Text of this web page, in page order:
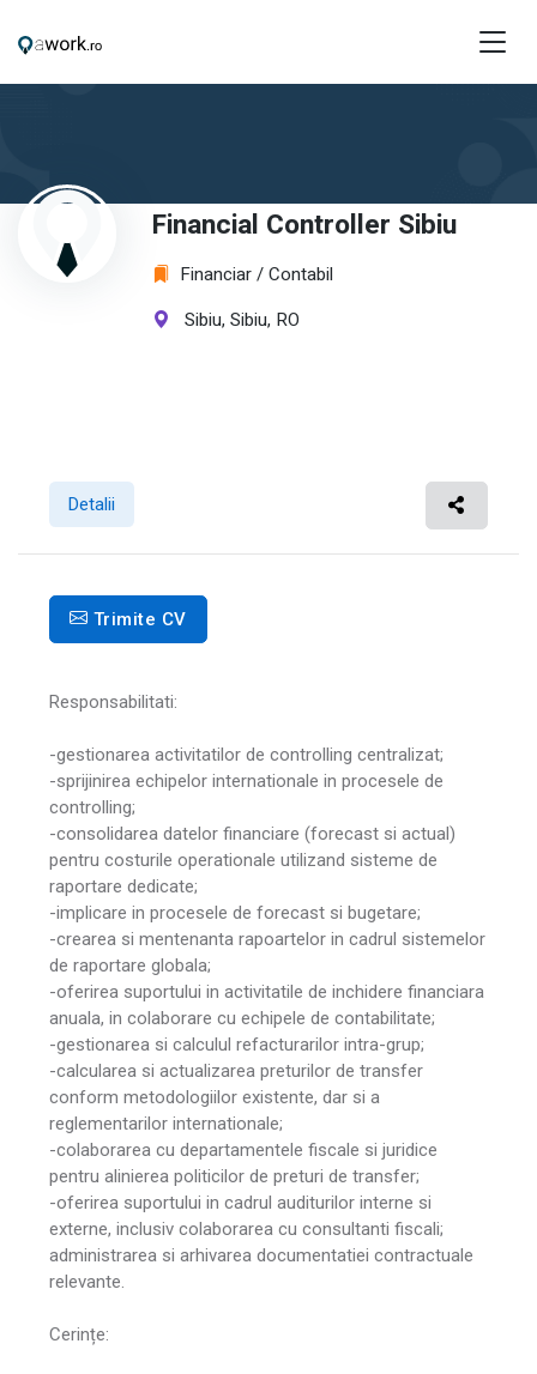
Financial Controller Sibiu
Financiar / Contabil
Sibiu, Sibiu, RO
Detalii
Trimite CV
Responsabilitati:
-gestionarea activitatilor de controlling centralizat;
-sprijinirea echipelor internationale in procesele de
controlling;
-consolidarea datelor financiare (forecast si actual)
pentru costurile operationale utilizand sisteme de
raportare dedicate;
-implicare in procesele de forecast si bugetare;
-crearea si mentenanta rapoartelor in cadrul sistemelor
de raportare globala;
-oferirea suportului in activitatile de inchidere financiara
anuala, in colaborare cu echipele de contabilitate;
-gestionarea si calculul refacturarilor intra-grup;
-calcularea si actualizarea preturilor de transfer
conform metodologiilor existente, dar si a
reglementarilor internationale;
-colaborarea cu departamentele fiscale si juridice
pentru alinierea politicilor de preturi de transfer;
-oferirea suportului in cadrul auditurilor interne si
externe, inclusiv colaborarea cu consultanti fiscali;
administrarea si arhivarea documentatiei contractuale
relevante.
Cerințe: